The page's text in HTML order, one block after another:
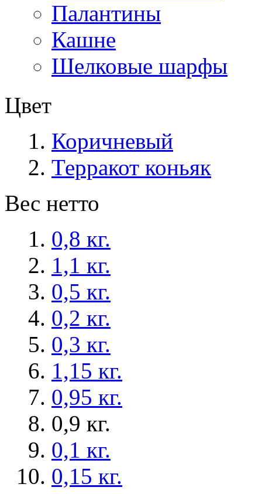
Палантины
Кашне
Шелковые шарфы
Цвет
Коричневый
Терракот коньяк
Вес нетто
0,8 кг.
1,1 кг.
0,5 кг.
0,2 кг.
0,3 кг.
1,15 кг.
0,95 кг.
0,9 кг.
0,1 кг.
0,15 кг.